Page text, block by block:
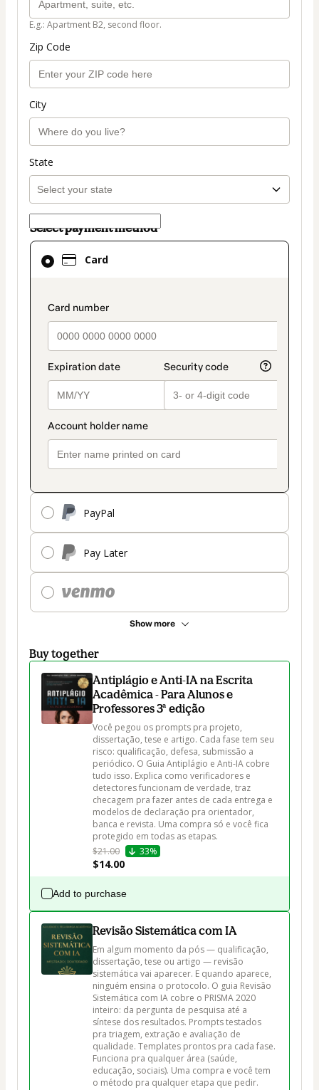
E.g.: Apartment B2, second floor.
Zip Code
City
State
Select payment method
Card
payment_data.section_title_v2
PayPal
Pay Later
Show more
Card
selected
method
Buy together
Antiplágio e Anti-IA na Escrita
Acadêmica - Para Alunos e
Professores 3ª edição
Você pegou os prompts pra projeto,
dissertação, tese e artigo. Cada fase tem seu
risco: qualificação, defesa, submissão a
periódico. O Guia Antiplágio e Anti-IA cobre
tudo isso. Explica como verificadores e
detectores funcionam de verdade, traz
checagem pra fazer antes de cada entrega e
modelos de declaração pra orientador,
banca e revista. Uma compra só e você fica
protegido em todas as etapas.
$21.00
33%
$14.00
Add to purchase
Revisão Sistemática com IA
Em algum momento da pós — qualificação,
dissertação, tese ou artigo — revisão
sistemática vai aparecer. E quando aparece,
ninguém ensina o protocolo. O guia Revisão
Sistemática com IA cobre o PRISMA 2020
inteiro: da pergunta de pesquisa até a
síntese dos resultados. Prompts testados
pra triagem, extração e avaliação de
qualidade. Templates prontos pra cada fase.
Funciona pra qualquer área (saúde,
educação, sociais). Uma compra e você tem
o método pra qualquer etapa que pedir.